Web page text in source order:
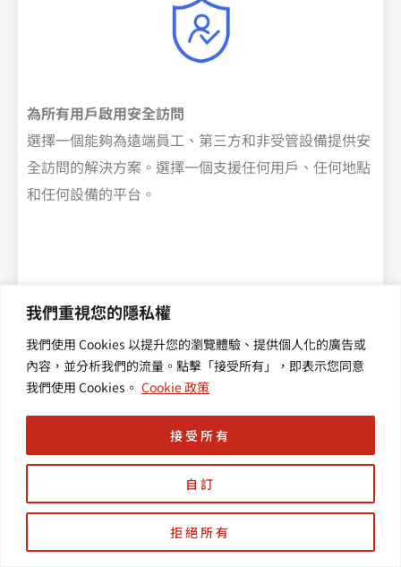
我們重視您的隱私權
我們使用 Cookies 以提升您的瀏覽體驗、提供個人化的廣告或
內容，並分析我們的流量。點擊「接受所有」，即表示您同意
我們使用 Cookies。 Cookie 政策
自訂
拒絕所有
接受所有
為所有用戶啟用安全訪問
選擇一個能夠為遠端員工、第三方和非受管設備提供安
全訪問的解決方案。選擇一個支援任何用戶、任何地點
和任何設備的平台。
採用持續監控策略，在潛在問題升級之前識別並響應。
主動威脅檢測和響應是成功實施零信任的關鍵。